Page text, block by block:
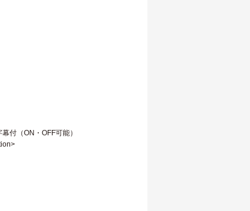
付（ON・OFF可能）